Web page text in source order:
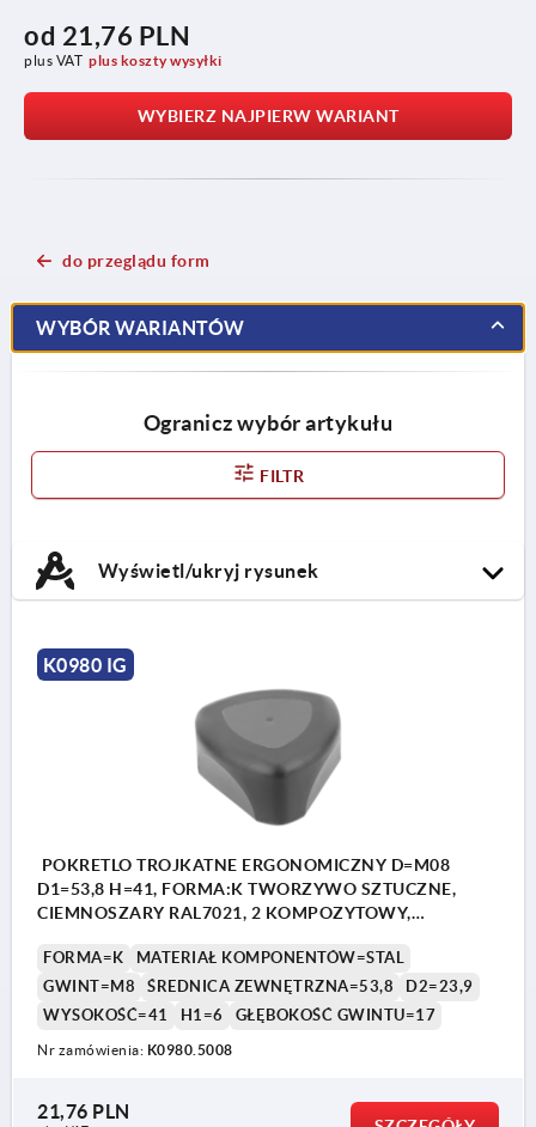
od 21,76 PLN
plus VAT plus koszty wysyłki
WYBIERZ NAJPIERW WARIANT
do przeglądu form
WYBÓR WARIANTÓW
Ogranicz wybór artykułu
FILTR
Wyświetl/ukryj rysunek
K0980 IG
POKRETLO TROJKATNE ERGONOMICZNY D=M08
D1=53,8 H=41, FORMA:K TWORZYWO SZTUCZNE,
CIEMNOSZARY RAL7021, 2 KOMPOZYTOWY,
FORMA=K
MATERIAŁ KOMPONENTÓW=STAL
GWINT=M8
ŚREDNICA ZEWNĘTRZNA=53,8
D2=23,9
WYSOKOŚĆ=41
H1=6 GŁĘBOKOŚĆ GWINTU=17
Nr zamówienia: K0980.5008
21,76 PLN